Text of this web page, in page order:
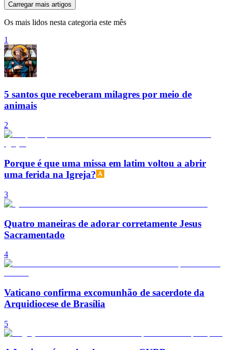
Carregar mais artigos
Os mais lidos nesta categoria este mês
1
5 santos que receberam milagres por meio de
animais
2
Porque é que uma missa em latim voltou a abrir
uma ferida na Igreja?
3
Quatro maneiras de adorar corretamente Jesus
Sacramentado
4
Vaticano confirma excomunhão de sacerdote da
Arquidiocese de Brasília
5